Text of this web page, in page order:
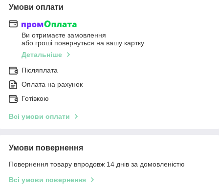
Умови оплати
Ви отримаєте замовлення
або гроші повернуться на вашу картку
Детальніше
Післяплата
Оплата на рахунок
Готівкою
Всі умови оплати
Умови повернення
Повернення товару впродовж 14 днів за домовленістю
Всі умови повернення